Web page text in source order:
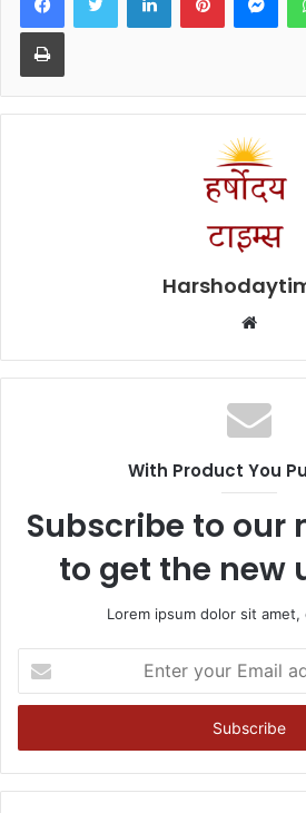
Print
With Product You
Subscribe to our
to get the new
Lorem ipsum dolor sit
your
Email